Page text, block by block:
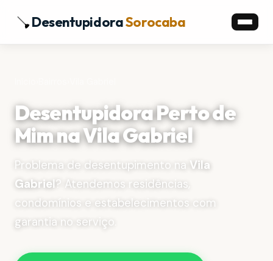
DesentupidoraSorocaba
Desentupidora Perto de
Mim na Vila Gabriel
Problema de desentupimento na Vila
Gabriel ? Atendemos residências,
condomínios e estabelecimentos com
garantia no serviço.